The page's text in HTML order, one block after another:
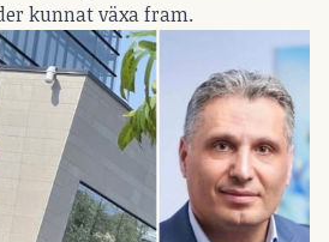
kunnat växa fram.